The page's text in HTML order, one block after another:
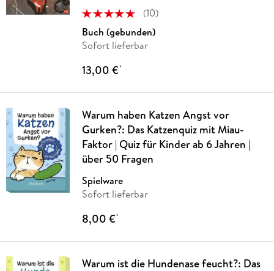
(10)
Buch (gebunden)
Sofort lieferbar
13,00 €*
Warum haben Katzen Angst vor
Gurken?: Das Katzenquiz mit Miau-
Faktor | Quiz für Kinder ab 6 Jahren |
über 50 Fragen
Spielware
Sofort lieferbar
8,00 €*
Warum ist die Hundenase feucht?: Das